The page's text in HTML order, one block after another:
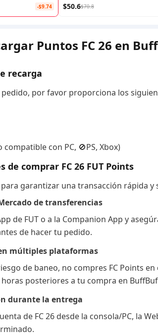
-$9.74 $50.6$70.8
Puntos FC 26 en
recarga
por favor proporciona los
con PC, 🚫PS, Xbox)
de comprar FC 26 FUT Points
garantizar una transacción rápida
de transferencias
de FUT o a la Companion App y
de hacer tu pedido.
múltiples plataformas
de baneo, no compres FC Points
horas posteriores a tu compra en
durante la entrega
de FC 26 desde la consola/PC, la